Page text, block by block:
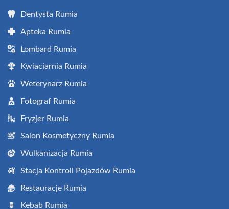
Dentysta Rumia
Apteka Rumia
Lombard Rumia
Kwiaciarnia Rumia
Weterynarz Rumia
Fotograf Rumia
Fryzjer Rumia
Salon Kosmetyczny Rumia
Wulkanizacja Rumia
Stacja Kontroli Pojazdów Rumia
Restauracje Rumia
Kebab Rumia